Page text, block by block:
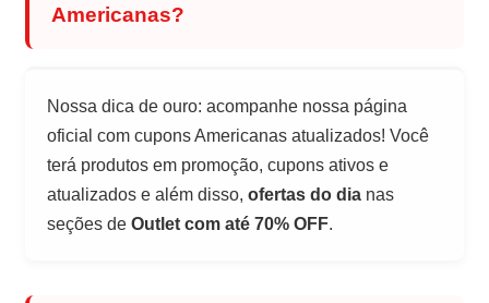
Americanas?
Nossa dica de ouro: acompanhe nossa página
oficial com cupons Americanas atualizados! Você
terá produtos em promoção, cupons ativos e
atualizados e além disso, ofertas do dia nas
seções de Outlet com até 70% OFF.